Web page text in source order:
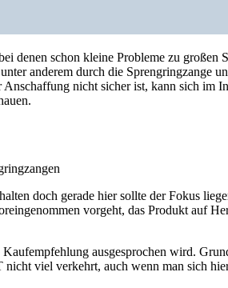
denen schon kleine Probleme zu großen
anderem durch die Sprengringzange
nicht sicher ist, kann sich im
doch gerade hier sollte der Fokus
vorgeht, das Produkt auf
ausgesprochen wird.
viel verkehrt, auch wenn man sich